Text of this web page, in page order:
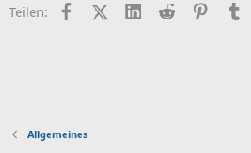
Teilen: FacebookX (Twitter)
LinkedIn
Reddit
Allgemeines